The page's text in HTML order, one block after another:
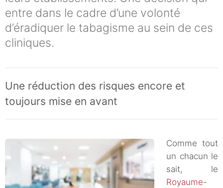
entre dans le cadre d’une volonté
d’éradiquer le tabagisme au sein de ces
cliniques.
Une réduction des risques encore et
toujours mise en avant
Comme tout
un chacun le
sait, le
Royaume-